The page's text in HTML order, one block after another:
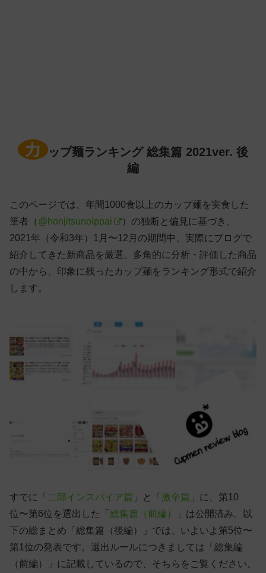
カ
ップ麺ランキング 総集篇 2021ver. 後
編
このページでは、年間1000食以上のカップ麺を実食した
筆者（ @honjitsunoippai
）の独断と偏見に基づき、
2021年（令和3年）1月〜12月の期間中、実際にブログで
紹介してきた新商品を厳選。多角的に分析・評価した商品
の中から、印象に残ったカップ麺をランキング形式で紹介
します。
すでに「 二郎インスパイア篇 」と「 激辛篇 」に、第10
位〜第6位を選出した「 総集篇（前編）
」は公開済み。以
下の総まとめ「総集篇（後編）」では、いよいよ第5位〜
第1位の発表です。選出ルールにつきましては「総集編
（前編）」に記載しているので、そちらをご覧ください。